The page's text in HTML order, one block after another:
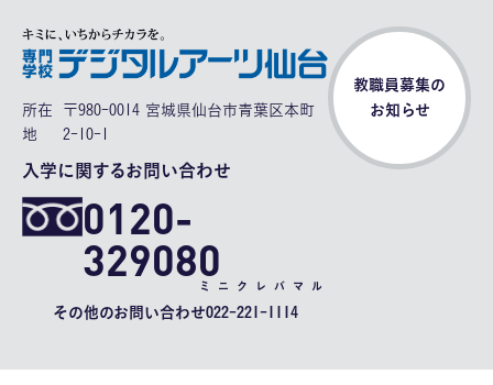
所在
地
〒980-0014 宮城県仙台市青葉区本町
2-10-1
入学に関するお問い合わせ
0120-
329080
ミニクレバマル
その他のお問い合わせ022-221-1114
教職員募集の
お知らせ